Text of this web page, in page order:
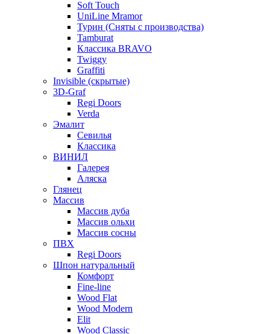
Soft Touch
UniLine Mramor
Турин (Сняты с производства)
Tamburat
Классика BRAVO
Twiggy
Graffiti
Invisible (скрытые)
3D-Graf
Regi Doors
Verda
Эмалит
Севилья
Классика
ВИНИЛ
Галерея
Аляска
Глянец
Массив
Массив дуба
Массив ольхи
Массив сосны
ПВХ
Regi Doors
Шпон натуральный
Комфорт
Fine-line
Wood Flat
Wood Modern
Elit
Wood Classic